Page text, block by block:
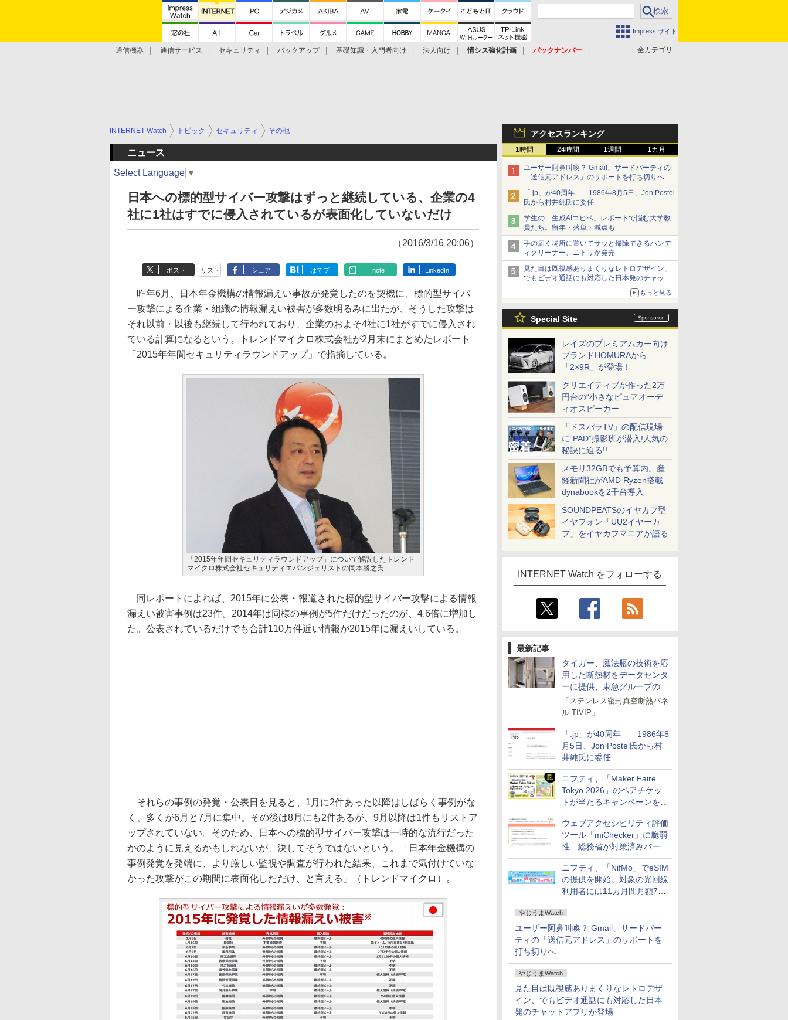
Impress サイト
全カテゴリ
通信機器 通信サービス セキュリティ バックアップ 基礎知識・入門者向け 法人向け 情シス強化計画
バックナンバー
アクセスランキング
1時間 24時間 1週間 1カ月
ユーザー阿鼻叫喚？ Gmail、サードパーティの
「送信元アドレス」のサポートを打ち切りへ
【やじうまWatch】
「.jp」が40周年――1986年8月5日、Jon Postel
氏から村井純氏に委任
学生の「生成AIコピペ」レポートで悩む大学教
員たち。留年・落単・減点も
手の届く場所に置いてサッと掃除できるハンデ
ィクリーナー、ニトリが発売
見た目は既視感ありまくりなレトロデザイン、
でもビデオ通話にも対応した日本発のチャット
もっと見る
Special Site
レイズのプレミアムカー向け
ブランドHOMURAから
「2×9R」が登場！
クリエイティブが作った2万
円台の“小さなピュアオーデ
ィオスピーカー”
「ドスパラTV」の配信現場
に“PAD”撮影班が潜入!人気の
秘訣に迫る!!
メモリ32GBでも予算内。産
経新聞社がAMD Ryzen搭載
dynabookを2千台導入
SOUNDPEATSのイヤカフ型
イヤフォン「UU2イヤーカ
フ」をイヤカフマニアが語る
INTERNET Watch をフォローする
最新記事
タイガー、魔法瓶の技術を応
用した断熱材をデータセンタ
ーに提供、東急グループの実
証実験で
「ステンレス密封真空断熱パネ
ル TIVIP」
「.jp」が40周年――1986年8
月5日、Jon Postel氏から村
井純氏に委任
ニフティ、「Maker Faire
Tokyo 2026」のペアチケッ
トが当たるキャンペーンをX
で実施。8月16日まで
ウェブアクセシビリティ評価
ツール「miChecker」に脆弱
性、総務省が対策済みバージ
ョンへの更新を呼び掛け
ニフティ、「NifMo」でeSIM
の提供を開始。対象の光回線
利用者には11カ月間月額770
円割引のキャンペーン
やじうまWatch
ユーザー阿鼻叫喚？ Gmail、サードパー
ティの「送信元アドレス」のサポートを
打ち切りへ
やじうまWatch
見た目は既視感ありまくりなレトロデザ
イン、でもビデオ通話にも対応した日本
発のチャットアプリが登場
INTERNET Watch トピック セキュリティ その他
ニュース
Select Language ▼
日本への標的型サイバー攻撃はずっと継続している、企業の4
社に1社はすでに侵入されているが表面化していないだけ
（2016/3/16 20:06）
ポスト リスト シェア はてブ note LinkedIn
昨年6月、日本年金機構の情報漏えい事故が発覚したのを契機に、標的型サイバ
ー攻撃による企業・組織の情報漏えい被害が多数明るみに出たが、そうした攻撃は
それ以前・以後も継続して行われており、企業のおよそ4社に1社がすでに侵入され
ている計算になるという。トレンドマイクロ株式会社が2月末にまとめたレポート
「2015年年間セキュリティラウンドアップ」で指摘している。
「2015年年間セキュリティラウンドアップ」について解説したトレンド
マイクロ株式会社セキュリティエバンジェリストの岡本勝之氏
同レポートによれば、2015年に公表・報道された標的型サイバー攻撃による情報
漏えい被害事例は23件。2014年は同様の事例が5件だけだったのが、4.6倍に増加し
た。公表されているだけでも合計110万件近い情報が2015年に漏えいしている。
それらの事例の発覚・公表日を見ると、1月に2件あった以降はしばらく事例がな
く、多くが6月と7月に集中。その後は8月にも2件あるが、9月以降は1件もリストア
ップされていない。そのため、日本への標的型サイバー攻撃は一時的な流行だった
かのように見えるかもしれないが、決してそうではないという。「日本年金機構の
事例発覚を発端に、より厳しい監視や調査が行われた結果、これまで気付けていな
かった攻撃がこの期間に表面化しただけ、と言える」（トレンドマイクロ）。